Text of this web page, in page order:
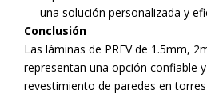
una solución personalizada y
Conclusión
Las láminas de PRFV de 1.5mm,
representan una opción confiable
revestimiento de paredes en